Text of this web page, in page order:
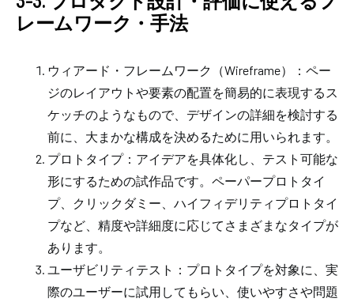
レームワーク・手法
ウィアード・フレームワーク（Wireframe）：ペー
ジのレイアウトや要素の配置を簡易的に表現するス
ケッチのようなもので、デザインの詳細を検討する
前に、大まかな構成を決めるために用いられます。
プロトタイプ：アイデアを具体化し、テスト可能な
形にするための試作品です。ペーパープロトタイ
プ、クリックダミー、ハイフィデリティプロトタイ
プなど、精度や詳細度に応じてさまざまなタイプが
あります。
ユーザビリティテスト：プロトタイプを対象に、実
際のユーザーに試用してもらい、使いやすさや問題